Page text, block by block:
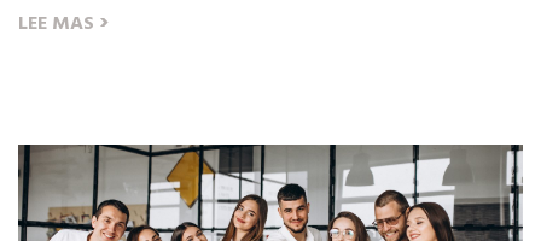
LEE MAS ›